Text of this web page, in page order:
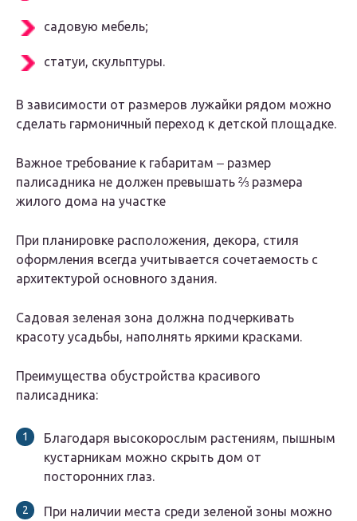
садовую мебель;
статуи, скульптуры.
В зависимости от размеров лужайки рядом можно
сделать гармоничный переход к детской площадке.
Важное требование к габаритам ‒ размер
палисадника не должен превышать ⅔ размера
жилого дома на участке
При планировке расположения, декора, стиля
оформления всегда учитывается сочетаемость с
архитектурой основного здания.
Садовая зеленая зона должна подчеркивать
красоту усадьбы, наполнять яркими красками.
Преимущества обустройства красивого
палисадника:
Благодаря высокорослым растениям, пышным
кустарникам можно скрыть дом от
посторонних глаз.
При наличии места среди зеленой зоны можно